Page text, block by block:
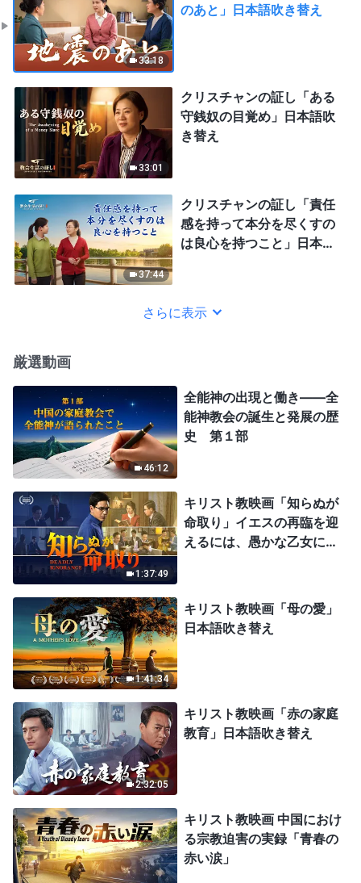
33:18
のあと」日本語吹き替え
33:01
クリスチャンの証し「ある
守銭奴の目覚め」日本語吹
き替え
37:44
クリスチャンの証し「責任
感を持って本分を尽くすの
は良心を持つこと」日本語
さらに表示
厳選動画
46:12
全能神の出現と働き——全
能神教会の誕生と発展の歴
史 第１部
1:37:49
キリスト教映画「知らぬが
命取り」イエスの再臨を迎
えるには、愚かな乙女にな
1:41:34
キリスト教映画「母の愛」
日本語吹き替え
2:32:05
キリスト教映画「赤の家庭
教育」日本語吹き替え
キリスト教映画 中国におけ
る宗教迫害の実録「青春の
赤い涙」